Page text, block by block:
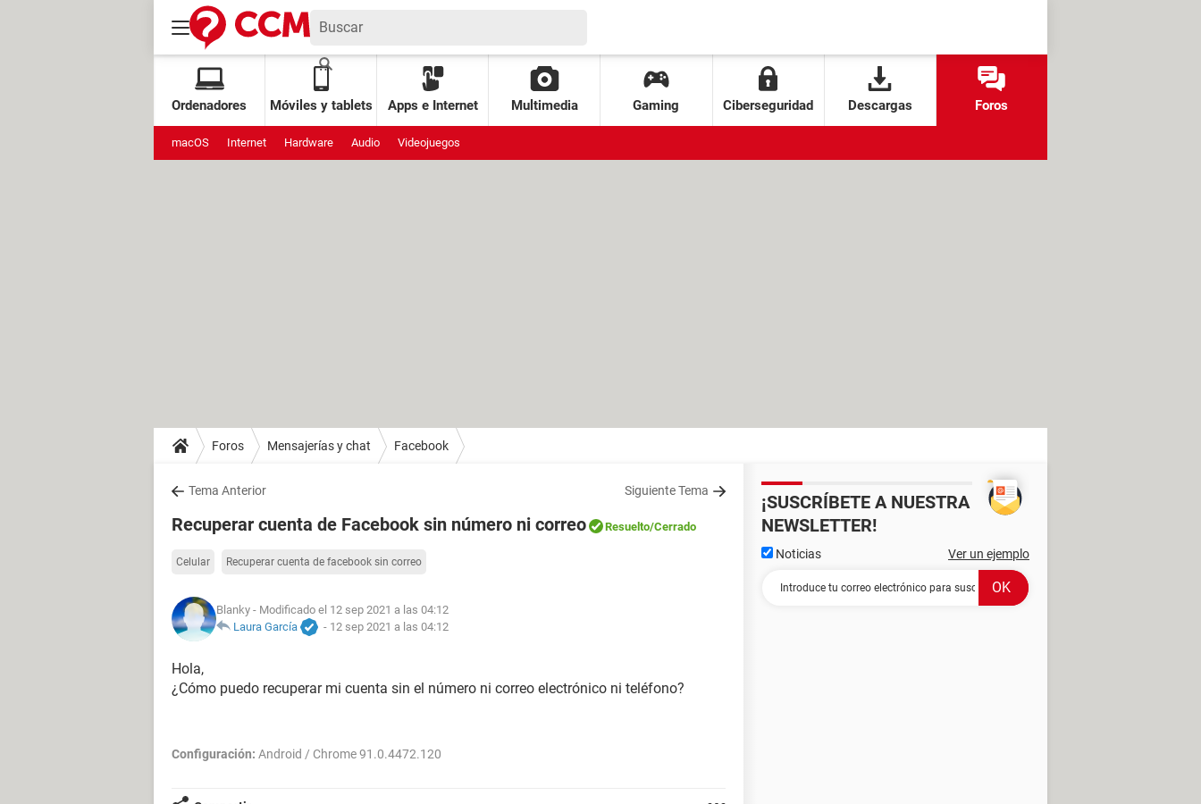
Ordenadores Móviles y tablets Apps e Internet Multimedia Gaming Ciberseguridad Descargas Foros
macOS Internet Hardware Audio Videojuegos
Foros Mensajerías y chat Facebook
Tema Anterior Siguiente Tema
Recuperar cuenta de Facebook sin número ni correo Resuelto/Cerrado
Celular Recuperar cuenta de facebook sin correo
Blanky - Modificado el 12 sep 2021 a las 04:12
Laura García
- 12 sep 2021 a las 04:12
Hola,
¿Cómo puedo recuperar mi cuenta sin el número ni correo electrónico ni teléfono?
Configuración: Android / Chrome 91.0.4472.120
¡SUSCRÍBETE A NUESTRA
NEWSLETTER!
Noticias Ver un ejemplo